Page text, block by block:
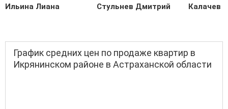
Ильина Лиана Стульнев Дмитрий Калачев
График средних цен по продаже квартир в
Икрянинском районе в Астраханской области